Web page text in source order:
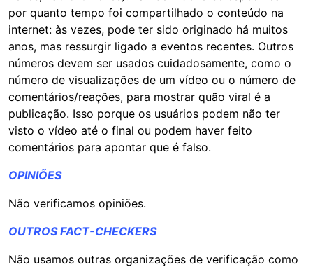
por quanto tempo foi compartilhado o conteúdo na
internet: às vezes, pode ter sido originado há muitos
anos, mas ressurgir ligado a eventos recentes. Outros
números devem ser usados cuidadosamente, como o
número de visualizações de um vídeo ou o número de
comentários/reações, para mostrar quão viral é a
publicação. Isso porque os usuários podem não ter
visto o vídeo até o final ou podem haver feito
comentários para apontar que é falso.
OPINIÕES
Não verificamos opiniões.
OUTROS FACT-CHECKERS
Não usamos outras organizações de verificação como